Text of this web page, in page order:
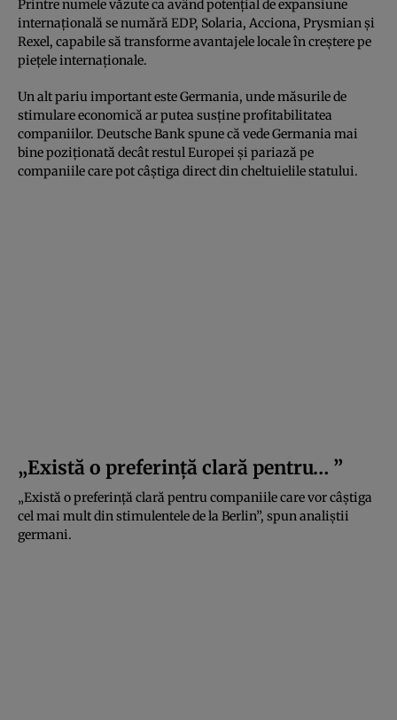
Printre numele văzute ca având potențial de expansiune
internațională se numără EDP, Solaria, Acciona, Prysmian și
Rexel, capabile să transforme avantajele locale în creștere pe
piețele internaționale.
Un alt pariu important este Germania, unde măsurile de
stimulare economică ar putea susține profitabilitatea
companiilor. Deutsche Bank spune că vede Germania mai
bine poziționată decât restul Europei și pariază pe
companiile care pot câștiga direct din cheltuielile statului.
„Există o preferință clară pentru… ”
„Există o preferință clară pentru companiile care vor câștiga
cel mai mult din stimulentele de la Berlin”, spun analiștii
germani.